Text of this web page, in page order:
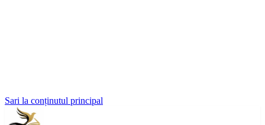
Sari la conținutul principal